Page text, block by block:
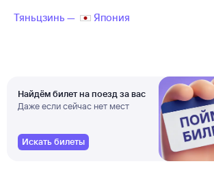
Тяньцзинь — Япония
Найдём билет на поезд за вас
Даже если сейчас нет мест
Искать билеты